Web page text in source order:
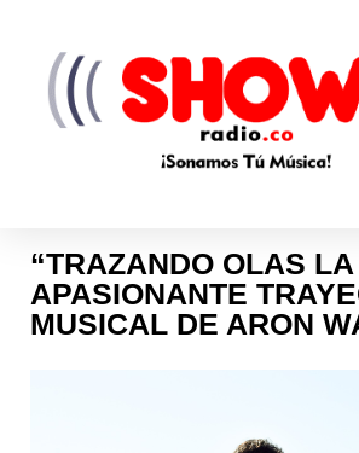
“TRAZANDO OLAS LA
APASIONANTE
MUSICAL DE ARON